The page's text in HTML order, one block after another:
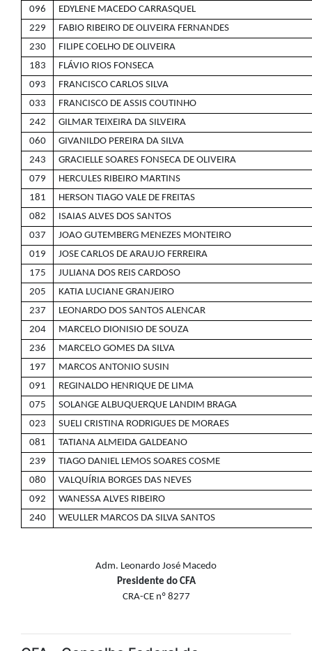
096
EDYLENE MACEDO CARRASQUEL
229
FABIO RIBEIRO DE OLIVEIRA FERNANDES
230
FILIPE COELHO DE OLIVEIRA
183
FLÁVIO RIOS FONSECA
093
FRANCISCO CARLOS SILVA
033
FRANCISCO DE ASSIS COUTINHO
242
GILMAR TEIXEIRA DA SILVEIRA
060
GIVANILDO PEREIRA DA SILVA
243
GRACIELLE SOARES FONSECA DE OLIVEIRA
079
HERCULES RIBEIRO MARTINS
181
HERSON TIAGO VALE DE FREITAS
082
ISAIAS ALVES DOS SANTOS
037
JOAO GUTEMBERG MENEZES MONTEIRO
019
JOSE CARLOS DE ARAUJO FERREIRA
175
JULIANA DOS REIS CARDOSO
205
KATIA LUCIANE GRANJEIRO
237
LEONARDO DOS SANTOS ALENCAR
204
MARCELO DIONISIO DE SOUZA
236
MARCELO GOMES DA SILVA
197
MARCOS ANTONIO SUSIN
091
REGINALDO HENRIQUE DE LIMA
075
SOLANGE ALBUQUERQUE LANDIM BRAGA
023
SUELI CRISTINA RODRIGUES DE MORAES
081
TATIANA ALMEIDA GALDEANO
239
TIAGO DANIEL LEMOS SOARES COSME
080
VALQUÍRIA BORGES DAS NEVES
092
WANESSA ALVES RIBEIRO
240
WEULLER MARCOS DA SILVA SANTOS
Adm. Leonardo José Macedo
Presidente do CFA
CRA-CE nº 8277